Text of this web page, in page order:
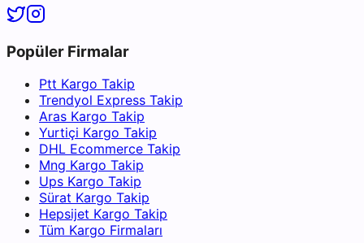
Popüler Firmalar
Ptt Kargo Takip
Trendyol Express Takip
Aras Kargo Takip
Yurtiçi Kargo Takip
DHL Ecommerce Takip
Mng Kargo Takip
Ups Kargo Takip
Sürat Kargo Takip
Hepsijet Kargo Takip
Tüm Kargo Firmaları